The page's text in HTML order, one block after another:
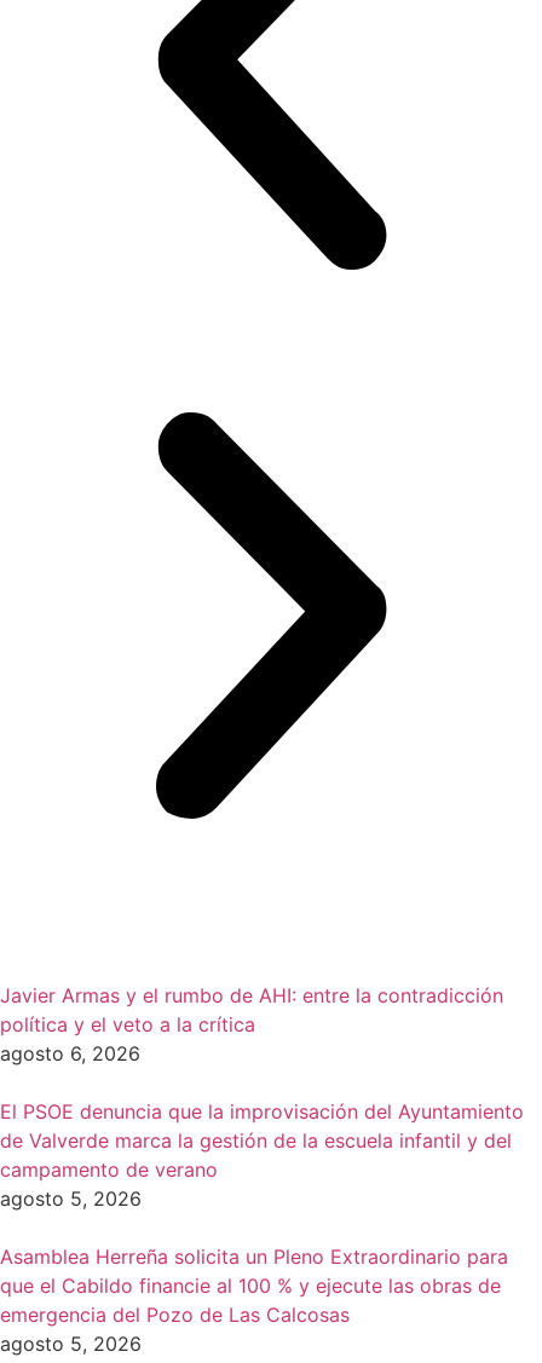
Javier Armas y el rumbo de AHI: entre la contradicción
política y el veto a la crítica
agosto 6, 2026
El PSOE denuncia que la improvisación del Ayuntamiento
de Valverde marca la gestión de la escuela infantil y del
campamento de verano
agosto 5, 2026
Asamblea Herreña solicita un Pleno Extraordinario para
que el Cabildo financie al 100 % y ejecute las obras de
emergencia del Pozo de Las Calcosas
agosto 5, 2026